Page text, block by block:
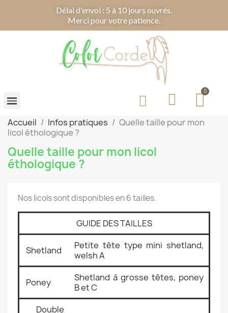
Délai d'envoi : 5 à 10 jours ouvrés.
Merci pour votre patience.
Accueil Infos pratiques
Quelle taille pour mon
licol éthologique ?
Quelle taille pour mon licol
éthologique ?
Nos licols sont disponibles en 6 tailles.
GUIDE DES TAILLES
Shetland
Petite tête type mini shetland,
welsh A
Poney
Shetland à grosse têtes, poney
B et C
Double